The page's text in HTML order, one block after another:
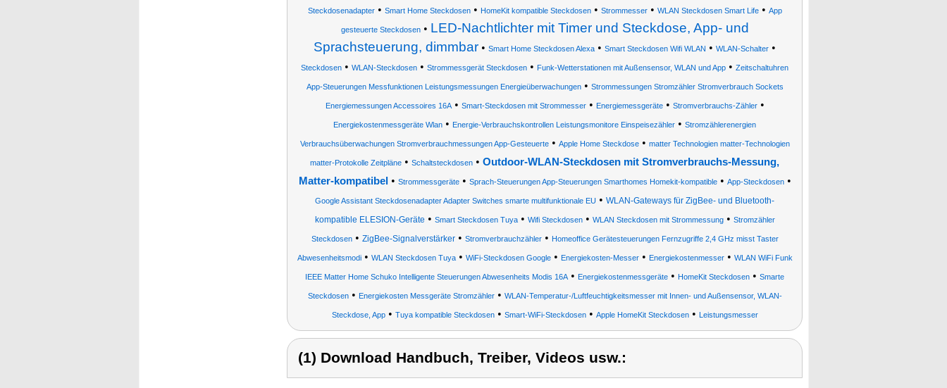
Steckdosenadapter• Smart Home Steckdosen• HomeKit kompatible Steckdosen• Strommesser• WLAN Steckdosen Smart Life• App
gesteuerte Steckdosen• LED-Nachtlichter mit Timer und Steckdose, App- und
Sprachsteuerung, dimmbar • Smart Home Steckdosen Alexa • Smart Steckdosen Wifi WLAN • WLAN-Schalter •
Steckdosen • WLAN-Steckdosen • Strommessgerät Steckdosen • Funk-Wetterstationen mit Außensensor, WLAN und App • Zeitschaltuhren
App-Steuerungen Messfunktionen Leistungsmessungen Energieüberwachungen• Strommessungen Stromzähler Stromverbrauch Sockets
Energiemessungen Accessoires 16A• Smart-Steckdosen mit Strommesser• Energiemessgeräte• Stromverbrauchs-Zähler•
Energiekostenmessgeräte Wlan • Energie-Verbrauchskontrollen Leistungsmonitore Einspeisezähler • Stromzählerenergien
Verbrauchsüberwachungen Stromverbrauchmessungen App-Gesteuerte• Apple Home Steckdose• matter Technologien matter-Technologien
matter-Protokolle Zeitpläne • Schaltsteckdosen • Outdoor-WLAN-Steckdosen mit Stromverbrauchs-Messung,
Matter-kompatibel • Strommessgeräte• Sprach-Steuerungen App-Steuerungen Smarthomes Homekit-kompatible• App-Steckdosen•
Google Assistant Steckdosenadapter Adapter Switches smarte multifunktionale EU • WLAN-Gateways für ZigBee- und Bluetooth-
kompatible ELESION-Geräte • Smart Steckdosen Tuya• Wifi Steckdosen• WLAN Steckdosen mit Strommessung• Stromzähler
Steckdosen• ZigBee-Signalverstärker• Stromverbrauchzähler• Homeoffice Gerätesteuerungen Fernzugriffe 2,4 GHz misst Taster
Abwesenheitsmodi• WLAN Steckdosen Tuya• WiFi-Steckdosen Google• Energiekosten-Messer• Energiekostenmesser• WLAN WiFi Funk
IEEE Matter Home Schuko Intelligente Steuerungen Abwesenheits Modis 16A • Energiekostenmessgeräte • HomeKit Steckdosen • Smarte
Steckdosen• Energiekosten Messgeräte Stromzähler• WLAN-Temperatur-/Luftfeuchtigkeitsmesser mit Innen- und Außensensor, WLAN-
Steckdose, App• Tuya kompatible Steckdosen• Smart-WiFi-Steckdosen• Apple HomeKit Steckdosen• Leistungsmesser
(1) Download Handbuch, Treiber, Videos usw.: